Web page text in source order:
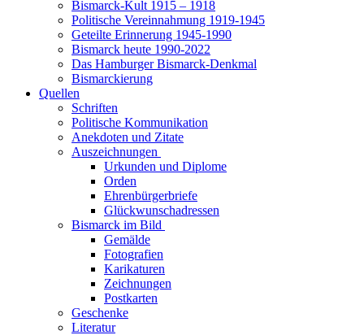
Bismarck-Kult 1915 – 1918
Politische Vereinnahmung 1919-1945
Geteilte Erinnerung 1945-1990
Bismarck heute 1990-2022
Das Hamburger Bismarck-Denkmal
Bismarckierung
Quellen
Schriften
Politische Kommunikation
Anekdoten und Zitate
Auszeichnungen
Urkunden und Diplome
Orden
Ehrenbürgerbriefe
Glückwunschadressen
Bismarck im Bild
Gemälde
Fotografien
Karikaturen
Zeichnungen
Postkarten
Geschenke
Literatur